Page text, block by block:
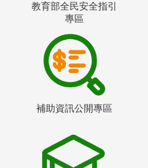
教育部全民安全指引
專區
補助資訊公開專區